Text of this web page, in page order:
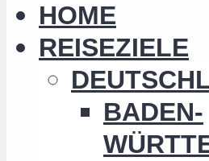
HOME
REISEZIELE
BADEN-